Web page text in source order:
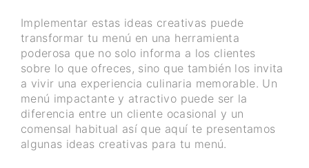
Implementar estas ideas creativas puede
transformar tu menú en una herramienta
poderosa que no solo informa a los clientes
sobre lo que ofreces, sino que también los invita
a vivir una experiencia culinaria memorable. Un
menú impactante y atractivo puede ser la
diferencia entre un cliente ocasional y un
comensal habitual así que aquí te presentamos
algunas ideas creativas para tu menú.